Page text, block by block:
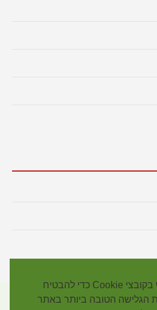
אתר זה משתמש בקובצי Cookie כדי להבטיח
הגלישה הטובה ביותר באתר